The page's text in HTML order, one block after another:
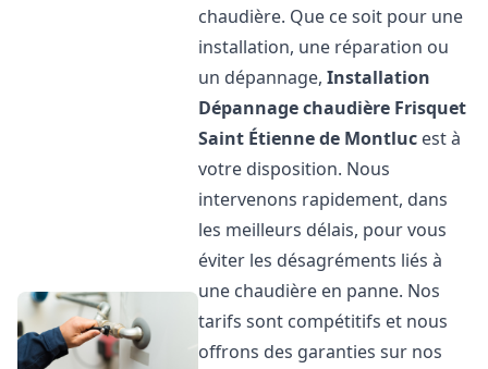
chaudière. Que ce soit pour une
installation, une réparation ou
un dépannage,Installation
Dépannage chaudière Frisquet
Saint Étienne de Montluc est à
votre disposition. Nous
intervenons rapidement, dans
les meilleurs délais, pour vous
éviter les désagréments liés à
une chaudière en panne. Nos
tarifs sont compétitifs et nous
offrons des garanties sur nos